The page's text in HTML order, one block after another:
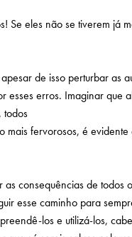
eles não se tiverem já
de isso perturbar as
esses erros. Imaginar que
todos
fervorosos, é evidente
consequências de todos
esse caminho para
los e utilizá-los,